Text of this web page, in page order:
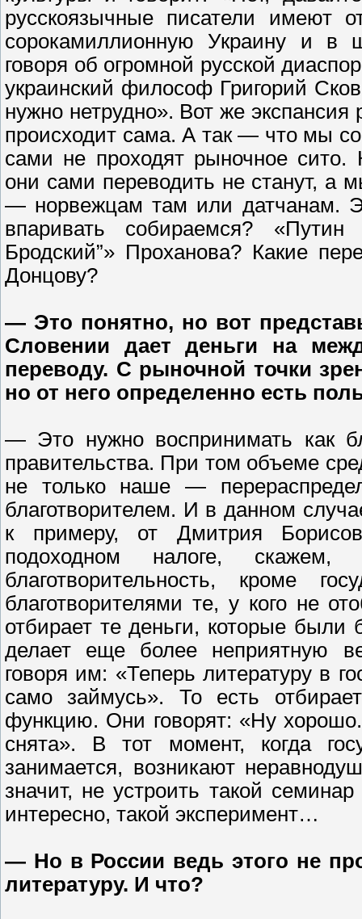
русскоязычные писатели имеют
сорокамиллионную Украину и в
говоря об огромной русской
украинский философ Григорий
нужно нетрудно». Вот же
происходит сама. А так — что мы
сами не проходят рыночное сито.
они сами переводить не станут, а
— норвежцам там или датчанам.
впаривать собираемся?
Бродский”» Проханова? Какие
Донцову?
— Это понятно, но вот
Словении дает деньги на
переводу. С рыночной точки
но от него определенно есть
— Это нужно воспринимать как
правительства. При том объеме
не только наше —
благотворителем. И в данном
к примеру, от Дмитрия
подоходном налоге,
благотворительность, кроме
благотворителями те, у кого не
отбирает те деньги, которые
делает еще более неприятную
говоря им: «Теперь литературу в
само займусь». То есть
функцию. Они говорят: «Ну
снята». В тот момент, когда
занимается, возникают
значит, не устроить такой
интересно, такой эксперимент…
— Но в России ведь этого не
литературу. И что?